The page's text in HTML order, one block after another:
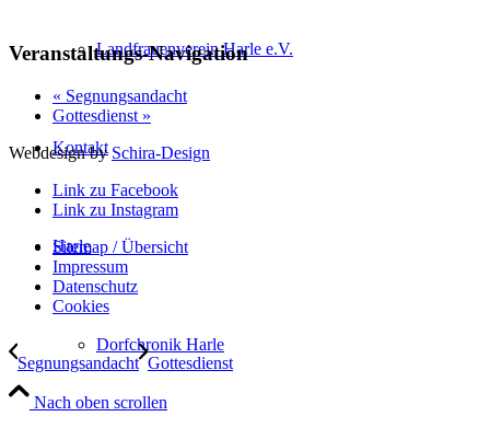
Landfrauenverein Harle e.V.
Kontakt
Harle
Dorfchronik Harle
Veranstaltungs-Navigation
« Segnungsandacht
Gottesdienst »
Webdesign bySchira-Design
Link zu Facebook
Link zu Instagram
Sitemap / Übersicht
Impressum
Datenschutz­
Cookies
Segnungsandacht Gottesdienst
Nach oben scrollen